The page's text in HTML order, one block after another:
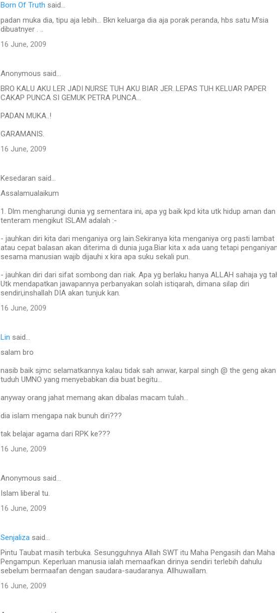
Born Of Truth said…
padan muka dia, tipu aja lebih... Bkn keluarga dia aja porak peranda, hbs satu M'sia
dibuatnyer . ..
16 June, 2009
Anonymous said…
BRO KALU AKU LER JADI NURSE TUH AKU BIAR JER..LEPAS TUH KELUAR PAPER
CAKAP PUNCA SI GEMUK PETRA PUNCA...
PADAN MUKA..!
GARAMANIS.
16 June, 2009
Kesedaran said…
Assalamualaikum
1. Dlm mengharungi dunia yg sementara ini, apa yg baik kpd kita utk hidup aman dan
tenteram mengikut ISLAM adalah :-
- jauhkan diri kita dari menganiya org lain.Sekiranya kita menganiya org pasti lambat
atau cepat balasan akan diterima di dunia juga.Biar kita x ada uang tetapi
sesama manusian wajib dijauhi x kira apa suku sekali pun.
- jauhkan diri dari sifat sombong dan riak. Apa yg berlaku hanya ALLAH sahaja yg
Utk mendapatkan jawapannya perbanyakan solah istiqarah, dimana silap diri
sendiri,inshallah DIA akan tunjuk kan.
16 June, 2009
Lin said…
salam bro
nasib baik sjmc selamatkannya kalau tidak sah anwar, karpal singh @ the geng akan
tuduh UMNO yang menyebabkan dia buat begitu...
anyway orang jahat memang akan dibalas macam tulah...
dia islam mengapa nak bunuh diri???
tak belajar agama dari RPK ke???
16 June, 2009
Anonymous said…
Islam liberal tu.
16 June, 2009
Senjaliza said…
Pintu Taubat masih terbuka. Sesungguhnya Allah SWT itu Maha Pengasih dan Maha
Pengampun. Keperluan manusia ialah memaafkan dirinya sendiri terlebih dahulu
sebelum bermaafan dengan saudara-saudaranya. Allhuwallam.
16 June, 2009